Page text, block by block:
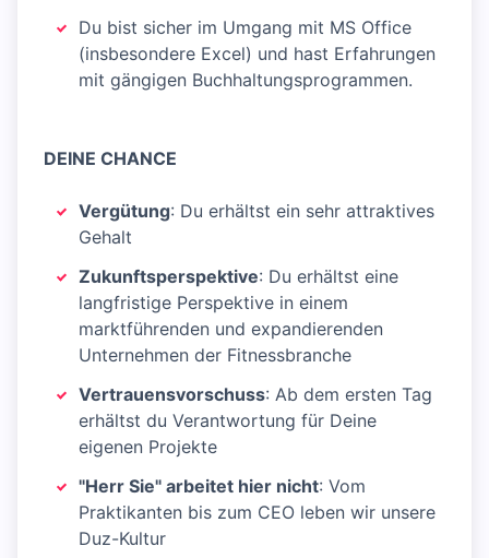
Du bist sicher im Umgang mit MS Office
(insbesondere Excel) und hast Erfahrungen
mit gängigen Buchhaltungsprogrammen.
DEINE CHANCE
Vergütung: Du erhältst ein sehr attraktives
Gehalt
Zukunftsperspektive: Du erhältst eine
langfristige Perspektive in einem
marktführenden und expandierenden
Unternehmen der Fitnessbranche
Vertrauensvorschuss: Ab dem ersten Tag
erhältst du Verantwortung für Deine
eigenen Projekte
"Herr Sie" arbeitet hier nicht: Vom
Praktikanten bis zum CEO leben wir unsere
Duz-Kultur